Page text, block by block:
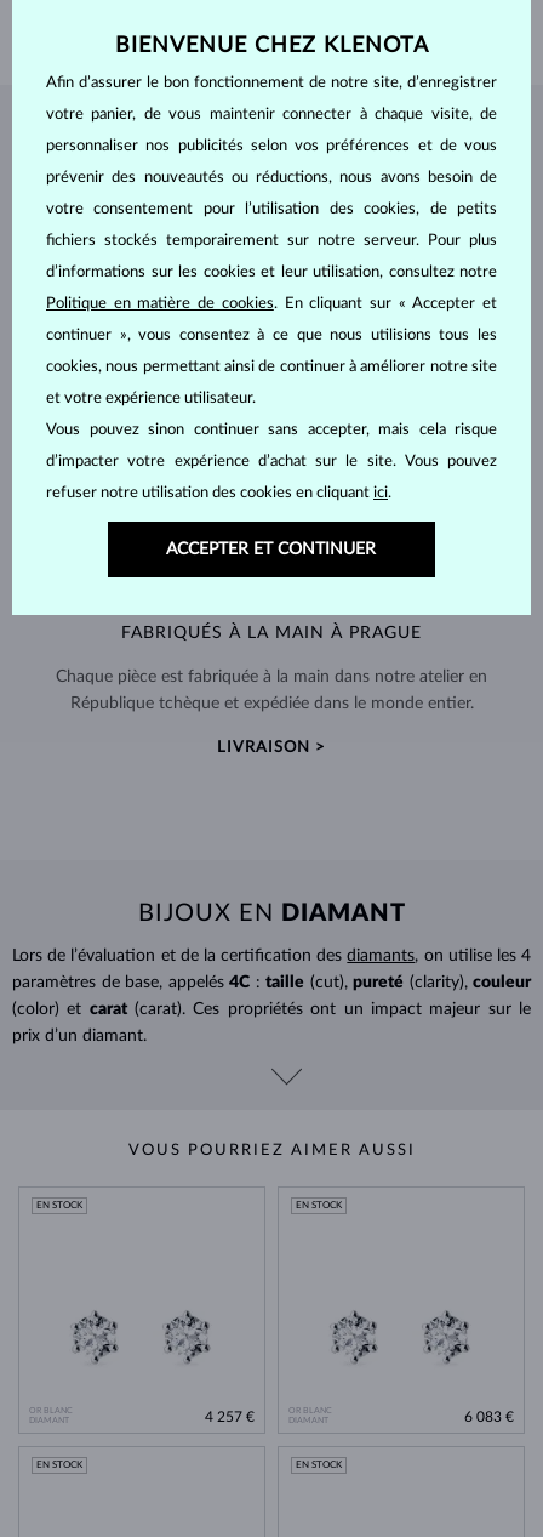
BIJOUX DEL'ATELIER KLENOTA
FABRIQUÉS À LA MAIN À PRAGUE
Chaque pièce est fabriquée à la main dans notre atelier en
République tchèque et expédiée dans le monde entier.
LIVRAISON >
BIJOUX EN DIAMANT
Lors de l’évaluation et de la certification desdiamants, on utilise les 4
paramètres de base, appelés 4C : taille (cut), pureté (clarity), couleur
(color) et carat (carat). Ces propriétés ont un impact majeur sur le
prix d’un diamant.
VOUS POURRIEZ AIMER AUSSI
OR BLANC
DIAMANT
EN STOCK
4 257 €
OR BLANC
DIAMANT
EN STOCK
6 083 €
EN STOCK EN STOCK
BIENVENUE CHEZ KLENOTA
Afin d’assurer le bon fonctionnement de notre site, d’enregistrer
votre panier, de vous maintenir connecter à chaque visite, de
personnaliser nos publicités selon vos préférences et de vous
prévenir des nouveautés ou réductions, nous avons besoin de
votre consentement pour l’utilisation des cookies, de petits
fichiers stockés temporairement sur notre serveur. Pour plus
d’informations sur les cookies et leur utilisation, consultez notre
Politique en matière de cookies. En cliquant sur « Accepter et
continuer », vous consentez à ce que nous utilisions tous les
cookies, nous permettant ainsi de continuer à améliorer notre site
et votre expérience utilisateur.
Vous pouvez sinon continuer sans accepter, mais cela risque
d’impacter votre expérience d’achat sur le site. Vous pouvez
refuser notre utilisation des cookies en cliquant ici.
ACCEPTER ET CONTINUER